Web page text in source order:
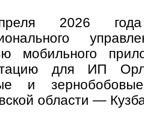
2026 года
мобильного
для ИП
и
области —